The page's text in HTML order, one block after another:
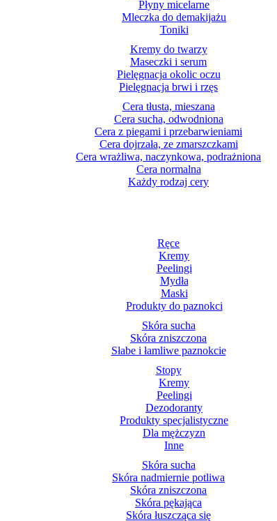
Płyny micelarne
Mleczka do demakijażu
Toniki
Kremy do twarzy
Maseczki i serum
Pielęgnacja okolic oczu
Pielęgnacja brwi i rzęs
Cera tłusta, mieszana
Cera sucha, odwodniona
Cera z piegami i przebarwieniami
Cera dojrzała, ze zmarszczkami
Cera wrażliwa, naczynkowa, podrażniona
Cera normalna
Każdy rodzaj cery
Ręce
Kremy
Peelingi
Mydła
Maski
Produkty do paznokci
Skóra sucha
Skóra zniszczona
Słabe i łamliwe paznokcie
Stopy
Kremy
Peelingi
Dezodoranty
Produkty specjalistyczne
Dla mężczyzn
Inne
Skóra sucha
Skóra nadmiernie potliwa
Skóra zniszczona
Skóra pękająca
Skóra łuszcząca się